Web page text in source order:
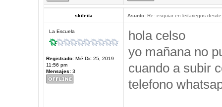
skileita Asunto:Re: esquiar en leitariegos
La Escuela
Registrado:Mié Dic 25, 2019
11:56 pm
Mensajes:3
hola celso
yo mañana no
cuando a subir
telefono